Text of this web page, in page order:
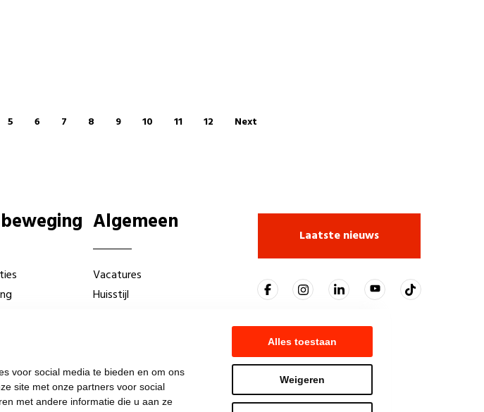
voor social media te bieden en om ons
site met onze partners voor social
met andere informatie die u aan ze
Alles toestaan
Weigeren
5 6 7 8 9 10 11 12 Next
Algemeen
Vacatures
Huisstijl
Laatste nieuws